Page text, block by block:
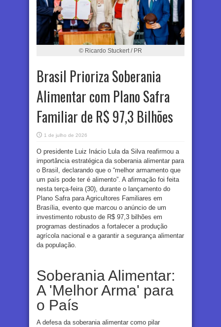
© Ricardo Stuckert / PR
Brasil Prioriza Soberania
Alimentar com Plano Safra
Familiar de R$ 97,3 Bilhões
1 de julho de 2026
O presidente Luiz Inácio Lula da Silva reafirmou a
importância estratégica da soberania alimentar para
o Brasil, declarando que o “melhor armamento que
um país pode ter é alimento”. A afirmação foi feita
nesta terça-feira (30), durante o lançamento do
Plano Safra para Agricultores Familiares em
Brasília, evento que marcou o anúncio de um
investimento robusto de R$ 97,3 bilhões em
programas destinados a fortalecer a produção
agrícola nacional e a garantir a segurança alimentar
da população.
Soberania Alimentar:
A 'Melhor Arma' para
o País
A defesa da soberania alimentar como pilar